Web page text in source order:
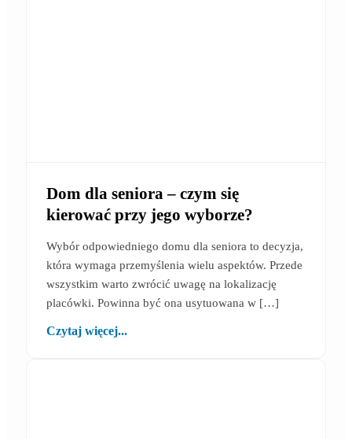
Dom dla seniora – czym się
kierować przy jego wyborze?
Wybór odpowiedniego domu dla seniora to decyzja,
która wymaga przemyślenia wielu aspektów. Przede
wszystkim warto zwrócić uwagę na lokalizację
placówki. Powinna być ona usytuowana w […]
Czytaj więcej...